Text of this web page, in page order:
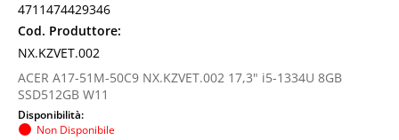
4711474429346
Cod. Produttore:
NX.KZVET.002
ACER A17-51M-50C9 NX.KZVET.002 17,3" i5-1334U 8GB
SSD512GB W11
Disponibilità:
Non Disponibile